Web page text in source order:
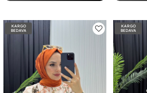
KARGO
BEDAVA
KARGO
BEDAVA